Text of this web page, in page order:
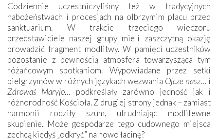
Codziennie uczestniczyliśmy też w tradycyjnych
nabożeństwach i procesjach na olbrzymim placu przed
sanktuarium. W trakcie trzeciego wieczoru
przedstawiciele naszej grupy mieli zaszczytną okazję
prowadzić fragment modlitwy. W pamięci uczestników
pozostanie z pewnością atmosfera towarzysząca tym
różańcowym spotkaniom. Wypowiadane przez setki
pielgrzymów w różnych językach wezwania Ojcze nasz… i
Zdrowaś Maryjo… podkreślały zarówno jedność jak i
różnorodność Kościoła. Z drugiej strony jednak – zamiast
harmonii rodziły szum, utrudniając modlitewne
skupienie. Może gospodarze tego cudownego miejsca
zechcą kiedyś „odkryć” na nowo łacinę?